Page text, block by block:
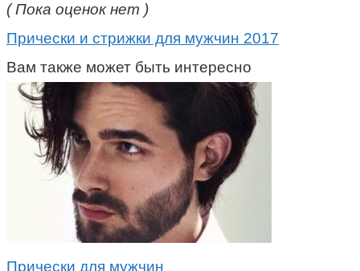
( Пока оценок нет )
Прически и стрижки для мужчин 2017
Вам также может быть интересно
Прически для мужчин